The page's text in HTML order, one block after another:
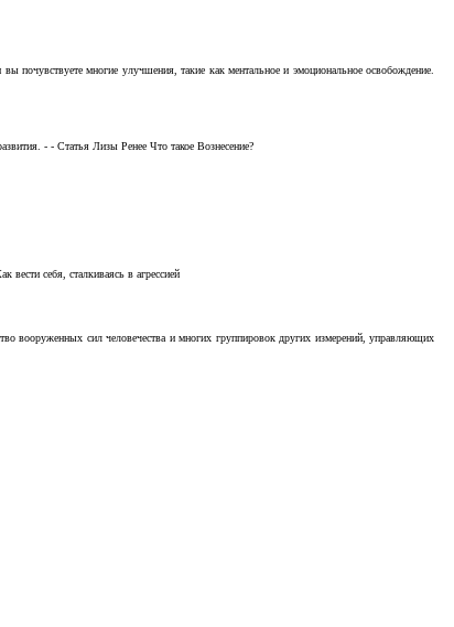
почувствуете многие улучшения, такие как ментальное и эмоциональное освобождение.
- - Статья Лизы Ренее Что такое Вознесение?
вести себя, сталкиваясь в агрессией
вооруженных сил человечества и многих группировок других измерений, управляющих